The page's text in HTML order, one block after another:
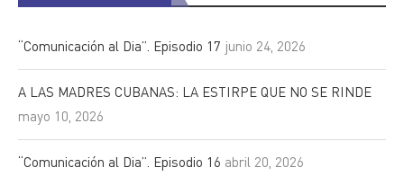
“Comunicación al Dia”. Episodio 17 junio 24, 2026
A LAS MADRES CUBANAS: LA ESTIRPE QUE NO SE RINDE
mayo 10, 2026
“Comunicación al Dia”. Episodio 16 abril 20, 2026